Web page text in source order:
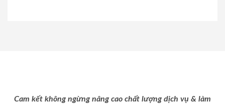
Cam kết không ngừng nâng cao chất lượng dịch vụ & làm